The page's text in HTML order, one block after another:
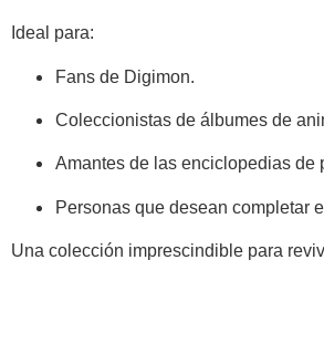
Ideal para:
Fans de Digimon.
Coleccionistas de álbumes de
Amantes de las enciclopedias de
Personas que desean completar
Una colección imprescindible para